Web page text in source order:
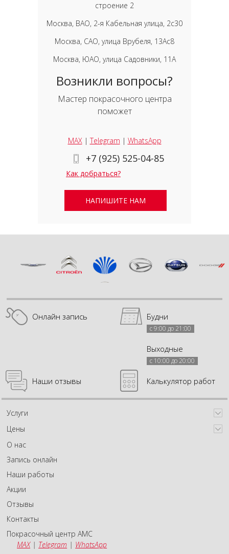
строение 2
Москва, ВАО, 2-я Кабельная улица, 2с30
Москва, САО, улица Врубеля, 13Ас8
Москва, ЮАО, улица Садовники, 11А
Возникли вопросы?
Мастер покрасочного центра
поможет
MAX|Telegram | WhatsApp
+7 (925) 525-04-85
Как добраться?
НАПИШИТЕ НАМ
Онлайн запись Будни
с 9:00 до 21:00
Выходные
с 10:00 до 20:00
Наши отзывы Калькулятор работ
Услуги
Цены
О нас
Запись онлайн
Наши работы
Акции
Отзывы
Контакты
Покрасочный центр АМС
MAX| Telegram | WhatsApp